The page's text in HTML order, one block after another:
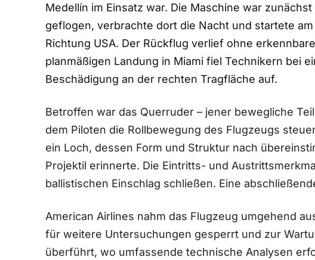
Medellín im Einsatz war. Die Maschine war
geflogen, verbrachte dort die Nacht und startete
Richtung USA. Der Rückflug verlief ohne
planmäßigen Landung in Miami fiel Technikern bei
Beschädigung an der rechten Tragfläche auf.
Betroffen war das Querruder – jener bewegliche
dem Piloten die Rollbewegung des Flugzeugs
ein Loch, dessen Form und Struktur nach
Projektil erinnerte. Die Eintritts- und
ballistischen Einschlag schließen. Eine
American Airlines nahm das Flugzeug umgehend
für weitere Untersuchungen gesperrt und zur
überführt, wo umfassende technische Analysen